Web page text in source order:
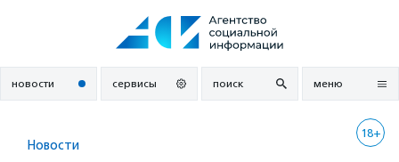
новости сервисы поиск меню
18+
Новости